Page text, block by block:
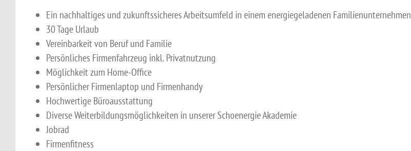
Ein nachhaltiges und zukunftssicheres Arbeitsumfeld in einem energiegeladenen Familienunternehmen
30 Tage Urlaub
Vereinbarkeit von Beruf und Familie
Persönliches Firmenfahrzeug inkl. Privatnutzung
Möglichkeit zum Home-Office
Persönlicher Firmenlaptop und Firmenhandy
Hochwertige Büroausstattung
Diverse Weiterbildungsmöglichkeiten in unserer Schoenergie Akademie
Jobrad
Firmenfitness